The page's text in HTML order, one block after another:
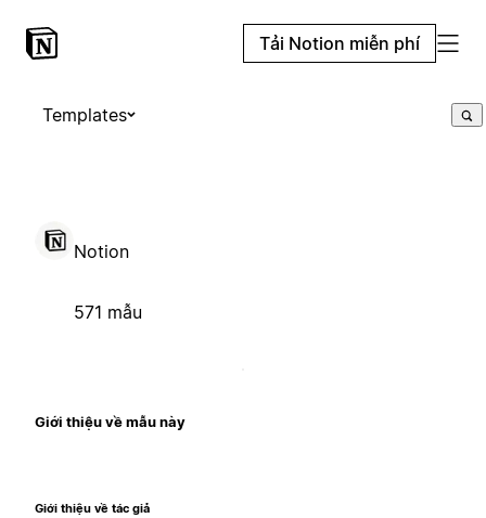
Tải Notion miễn phí
Templates
Notion
571 mẫu
Giới thiệu về mẫu này
Giới thiệu về tác giả